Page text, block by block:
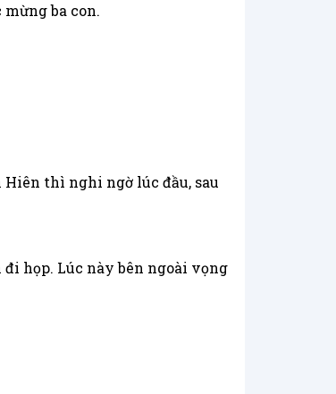
ba con.
thì nghi ngờ lúc đầu, sau
họp. Lúc này bên ngoài vọng